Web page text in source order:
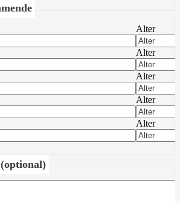
Alter
Alter
Alter
Alter
Alter